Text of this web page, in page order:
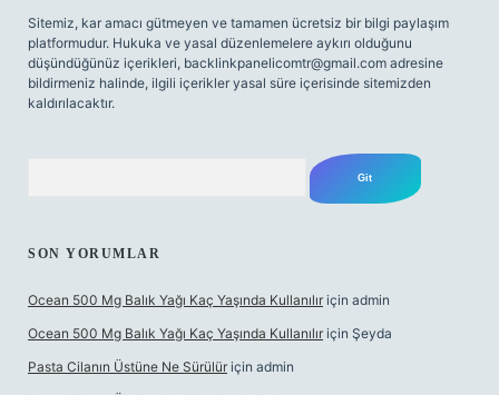
Sitemiz, kar amacı gütmeyen ve tamamen ücretsiz bir bilgi paylaşım
platformudur. Hukuka ve yasal düzenlemelere aykırı olduğunu
düşündüğünüz içerikleri, backlinkpanelicomtr@gmail.com adresine
bildirmeniz halinde, ilgili içerikler yasal süre içerisinde sitemizden
kaldırılacaktır.
SON YORUMLAR
Ocean 500 Mg Balık Yağı Kaç Yaşında Kullanılır için admin
Ocean 500 Mg Balık Yağı Kaç Yaşında Kullanılır için Şeyda
Pasta Cilanın Üstüne Ne Sürülür için admin